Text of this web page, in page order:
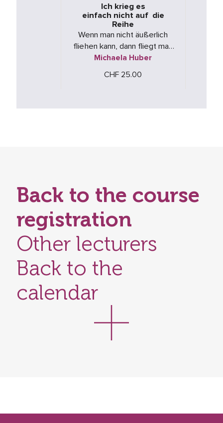
Ich krieg es
einfach nicht auf die
Reihe
Wenn man nicht äußerlich
fliehen kann, dann fliegt man
innerlich weg. Laufzeit: 126
Michaela Huber
CHF 25.00
Back to the course
registration
Other lecturers
Back to the
calendar